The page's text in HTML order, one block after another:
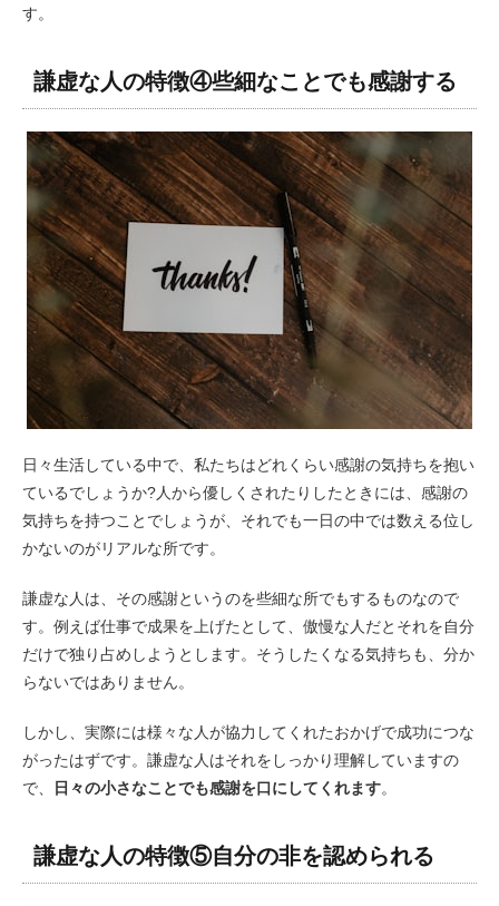
す。
謙虚な人の特徴④些細なことでも感謝する
日々生活している中で、私たちはどれくらい感謝の気持ちを抱い
ているでしょうか?人から優しくされたりしたときには、感謝の
気持ちを持つことでしょうが、それでも一日の中では数える位し
かないのがリアルな所です。
謙虚な人は、その感謝というのを些細な所でもするものなので
す。例えば仕事で成果を上げたとして、傲慢な人だとそれを自分
だけで独り占めしようとします。そうしたくなる気持ちも、分か
らないではありません。
しかし、実際には様々な人が協力してくれたおかげで成功につな
がったはずです。謙虚な人はそれをしっかり理解していますの
で、
日々の小さなことでも感謝を口にしてくれます。
謙虚な人の特徴⑤自分の非を認められる